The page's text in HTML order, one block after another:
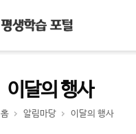
이달의 행사
홈 알림마당 이달의 행사